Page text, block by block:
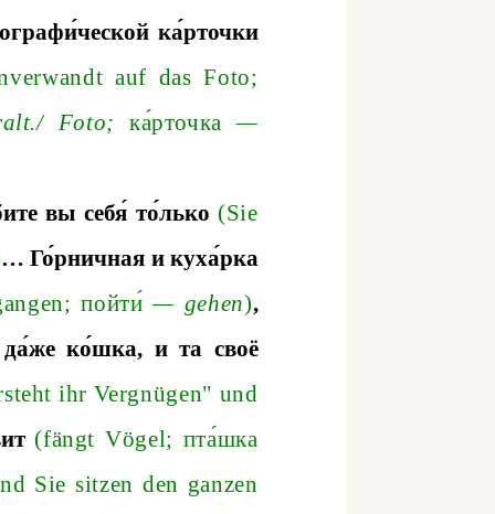
ка́рточки
auf das Foto;
./ Foto; ка́рточка —
вы себя́ то́лько (Sie
…Го́рничная и куха́рка
n; пойти — gehen),
да́же ко́шка, и та своё
ihr Vergnügen" und
(fängt Vögel; пта́шка
Sie sitzen den ganzen